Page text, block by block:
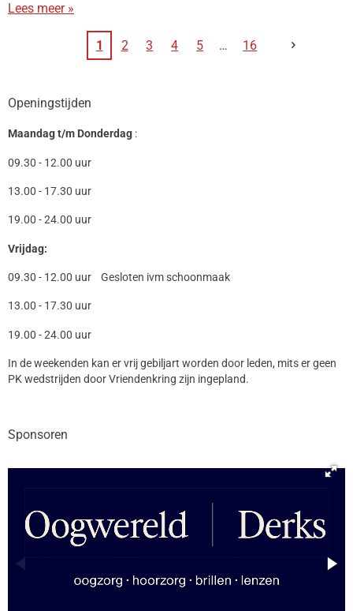
Lees meer »
1 2 3 4 5 16
Openingstijden
Maandag t/m Donderdag :
09.30 - 12.00 uur
13.00 - 17.30 uur
19.00 - 24.00 uur
Vrijdag:
09.30 - 12.00 uur Gesloten ivm schoonmaak
13.00 - 17.30 uur
19.00 - 24.00 uur
In de weekenden kan er vrij gebiljart worden door leden, mits er geen
PK wedstrijden door Vriendenkring zijn ingepland.
Sponsoren